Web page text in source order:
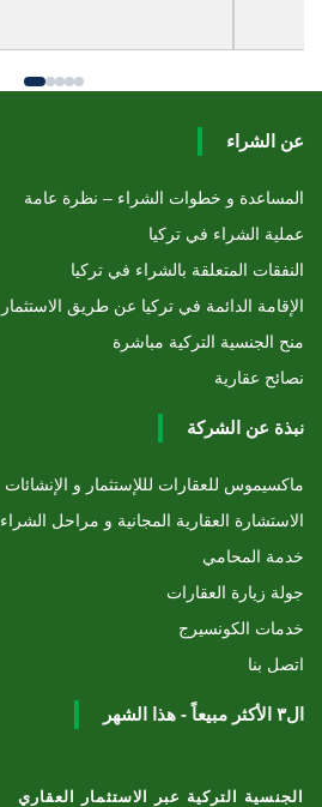
عن الشراء
المساعدة و خطوات الشراء – نظرة عامة
عملية الشراء في تركيا
النفقات المتعلقة بالشراء في تركيا
الإقامة الدائمة في تركيا عن طريق الاستثمار
منح الجنسية التركية مباشرة
نصائح عقارية
نبذة عن الشركة
ماكسيموس للعقارات لللإستثمار و الإنشائات
الاستشارة العقارية المجانية و مراحل الشراء
خدمة المحامي
جولة زيارة العقارات
خدمات الكونسيرج
اتصل بنا
ال٣ الأكثر مبيعاً - هذا الشهر
الجنسية التركية عبر الاستثمار العقاري